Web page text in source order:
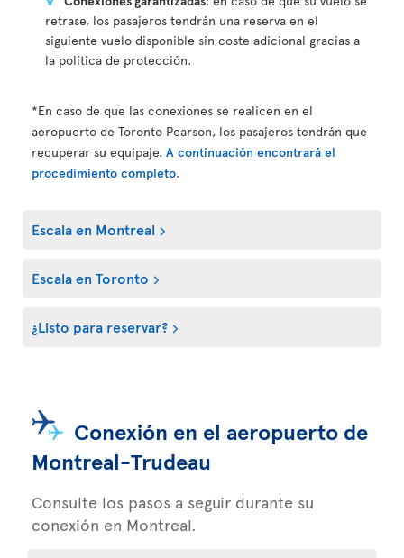
retrase, los pasajeros tendrán una reserva en el
siguiente vuelo disponible sin coste adicional gracias a
la política de protección.
*En caso de que las conexiones se realicen en el
aeropuerto de Toronto Pearson, los pasajeros tendrán que
recuperar su equipaje. A continuación encontrará el
procedimiento completo.
Escala en Montreal
Escala en Toronto
¿Listo para reservar?
Conexión en el aeropuerto de
Montreal-Trudeau
Consulte los pasos a seguir durante su
conexión en Montreal.